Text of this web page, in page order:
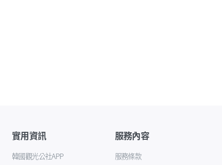
實用資訊
韓國觀光公社APP
服務內容
服務條款